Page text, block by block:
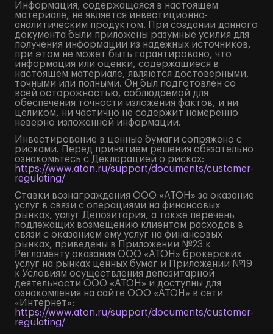
Информация, содержащаяся в настоящем
материале, не является инвестиционно-
аналитическим продуктом. При создании данного
документа были приложены разумные усилия для
получения информации из надежных источников,
при этом не может быть гарантировано, что
информация или оценки, содержащиеся в
настоящем материале, являются достоверными,
точными или полными. Он был подготовлен со
всей осторожностью, соблюдаемой для
обеспечения точности изложения фактов, и ни
целиком, ни частично не содержит намеренно
неверно изложенной информации.
Инвестирование в ценные бумаги сопряжено с
рисками. Перед принятием решения обязательно
ознакомьтесь с Декларацией о рисках:
https://www.aton.ru/support/documents/customer-
regulating/
Ставки вознаграждения ООО «АТОН» за оказание
услуг в связи с операциями на финансовых
рынках, услуг Депозитария, а также перечень
подлежащих возмещению клиентом расходов в
связи с оказанием ему услуг на финансовых
рынках, приведены в Приложении №23 к
Регламенту оказания ООО «АТОН» брокерских
услуг на рынках ценных бумаг и Приложении №19
к Условиям осуществления депозитарной
деятельности ООО «АТОН» и доступны для
ознакомления на сайте ООО «АТОН» в сети
«Интернет»:
https://www.aton.ru/support/documents/customer-
regulating/